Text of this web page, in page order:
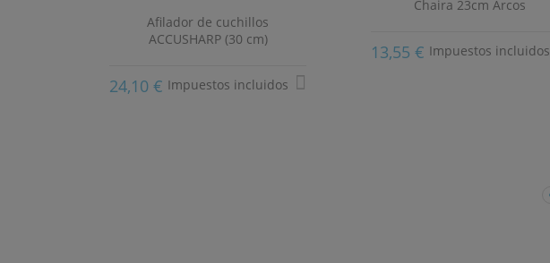
Afilador de cuchillos
ACCUSHARP (30 cm)
24,10 € Impuestos incluidos
Chaira 23cm Arcos
13,55 € Impuestos incluidos